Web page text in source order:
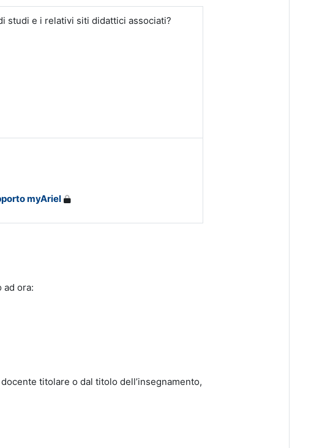
studi e i relativi siti didattici associati?
myAriel
ad ora:
titolare o dal titolo dell’insegnamento,